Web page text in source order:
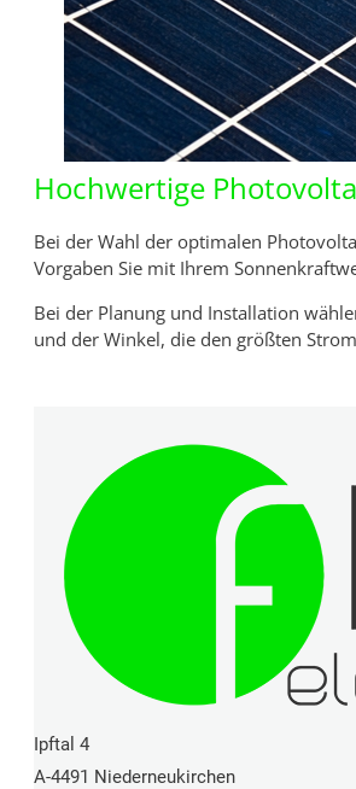
Hochwertige
Bei der Wahl der optimalen
Vorgaben Sie mit Ihrem
Bei der Planung und Installation
und der Winkel, die den größten
Ipftal 4
A-4491 Niederneukirchen